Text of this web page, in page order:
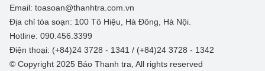
Email: toasoan@thanhtra.com.vn
Địa chỉ tòa soạn: 100 Tô Hiệu, Hà Đông, Hà Nội.
Hotline: 090.456.3399
Điện thoại: (+84)24 3728 - 1341 / (+84)24 3728 - 1342
© Copyright 2025 Báo Thanh tra, All rights reserved